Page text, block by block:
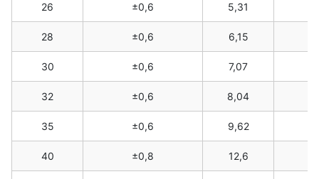
26 ±0,6 5,31
28 ±0,6 6,15
30 ±0,6 7,07
32 ±0,6 8,04
35 ±0,6 9,62
40 ±0,8 12,6